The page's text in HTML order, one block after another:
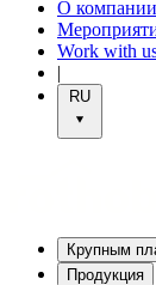
О компании
Work with
|
RU
Крупным
Продукция